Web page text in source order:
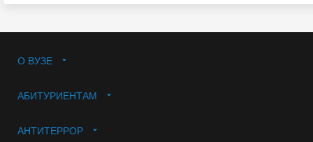
О ВУЗЕ
АБИТУРИЕНТАМ
АНТИТЕРРОР